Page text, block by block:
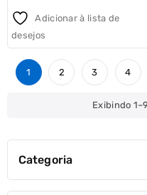
out
Adicionar à lista de
desejos
1 2 3 4
Exibindo
Categoria